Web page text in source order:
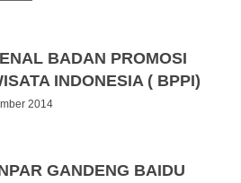
BADAN PROMOSI
INDONESIA ( BPPI)
2014
GANDENG BAIDU